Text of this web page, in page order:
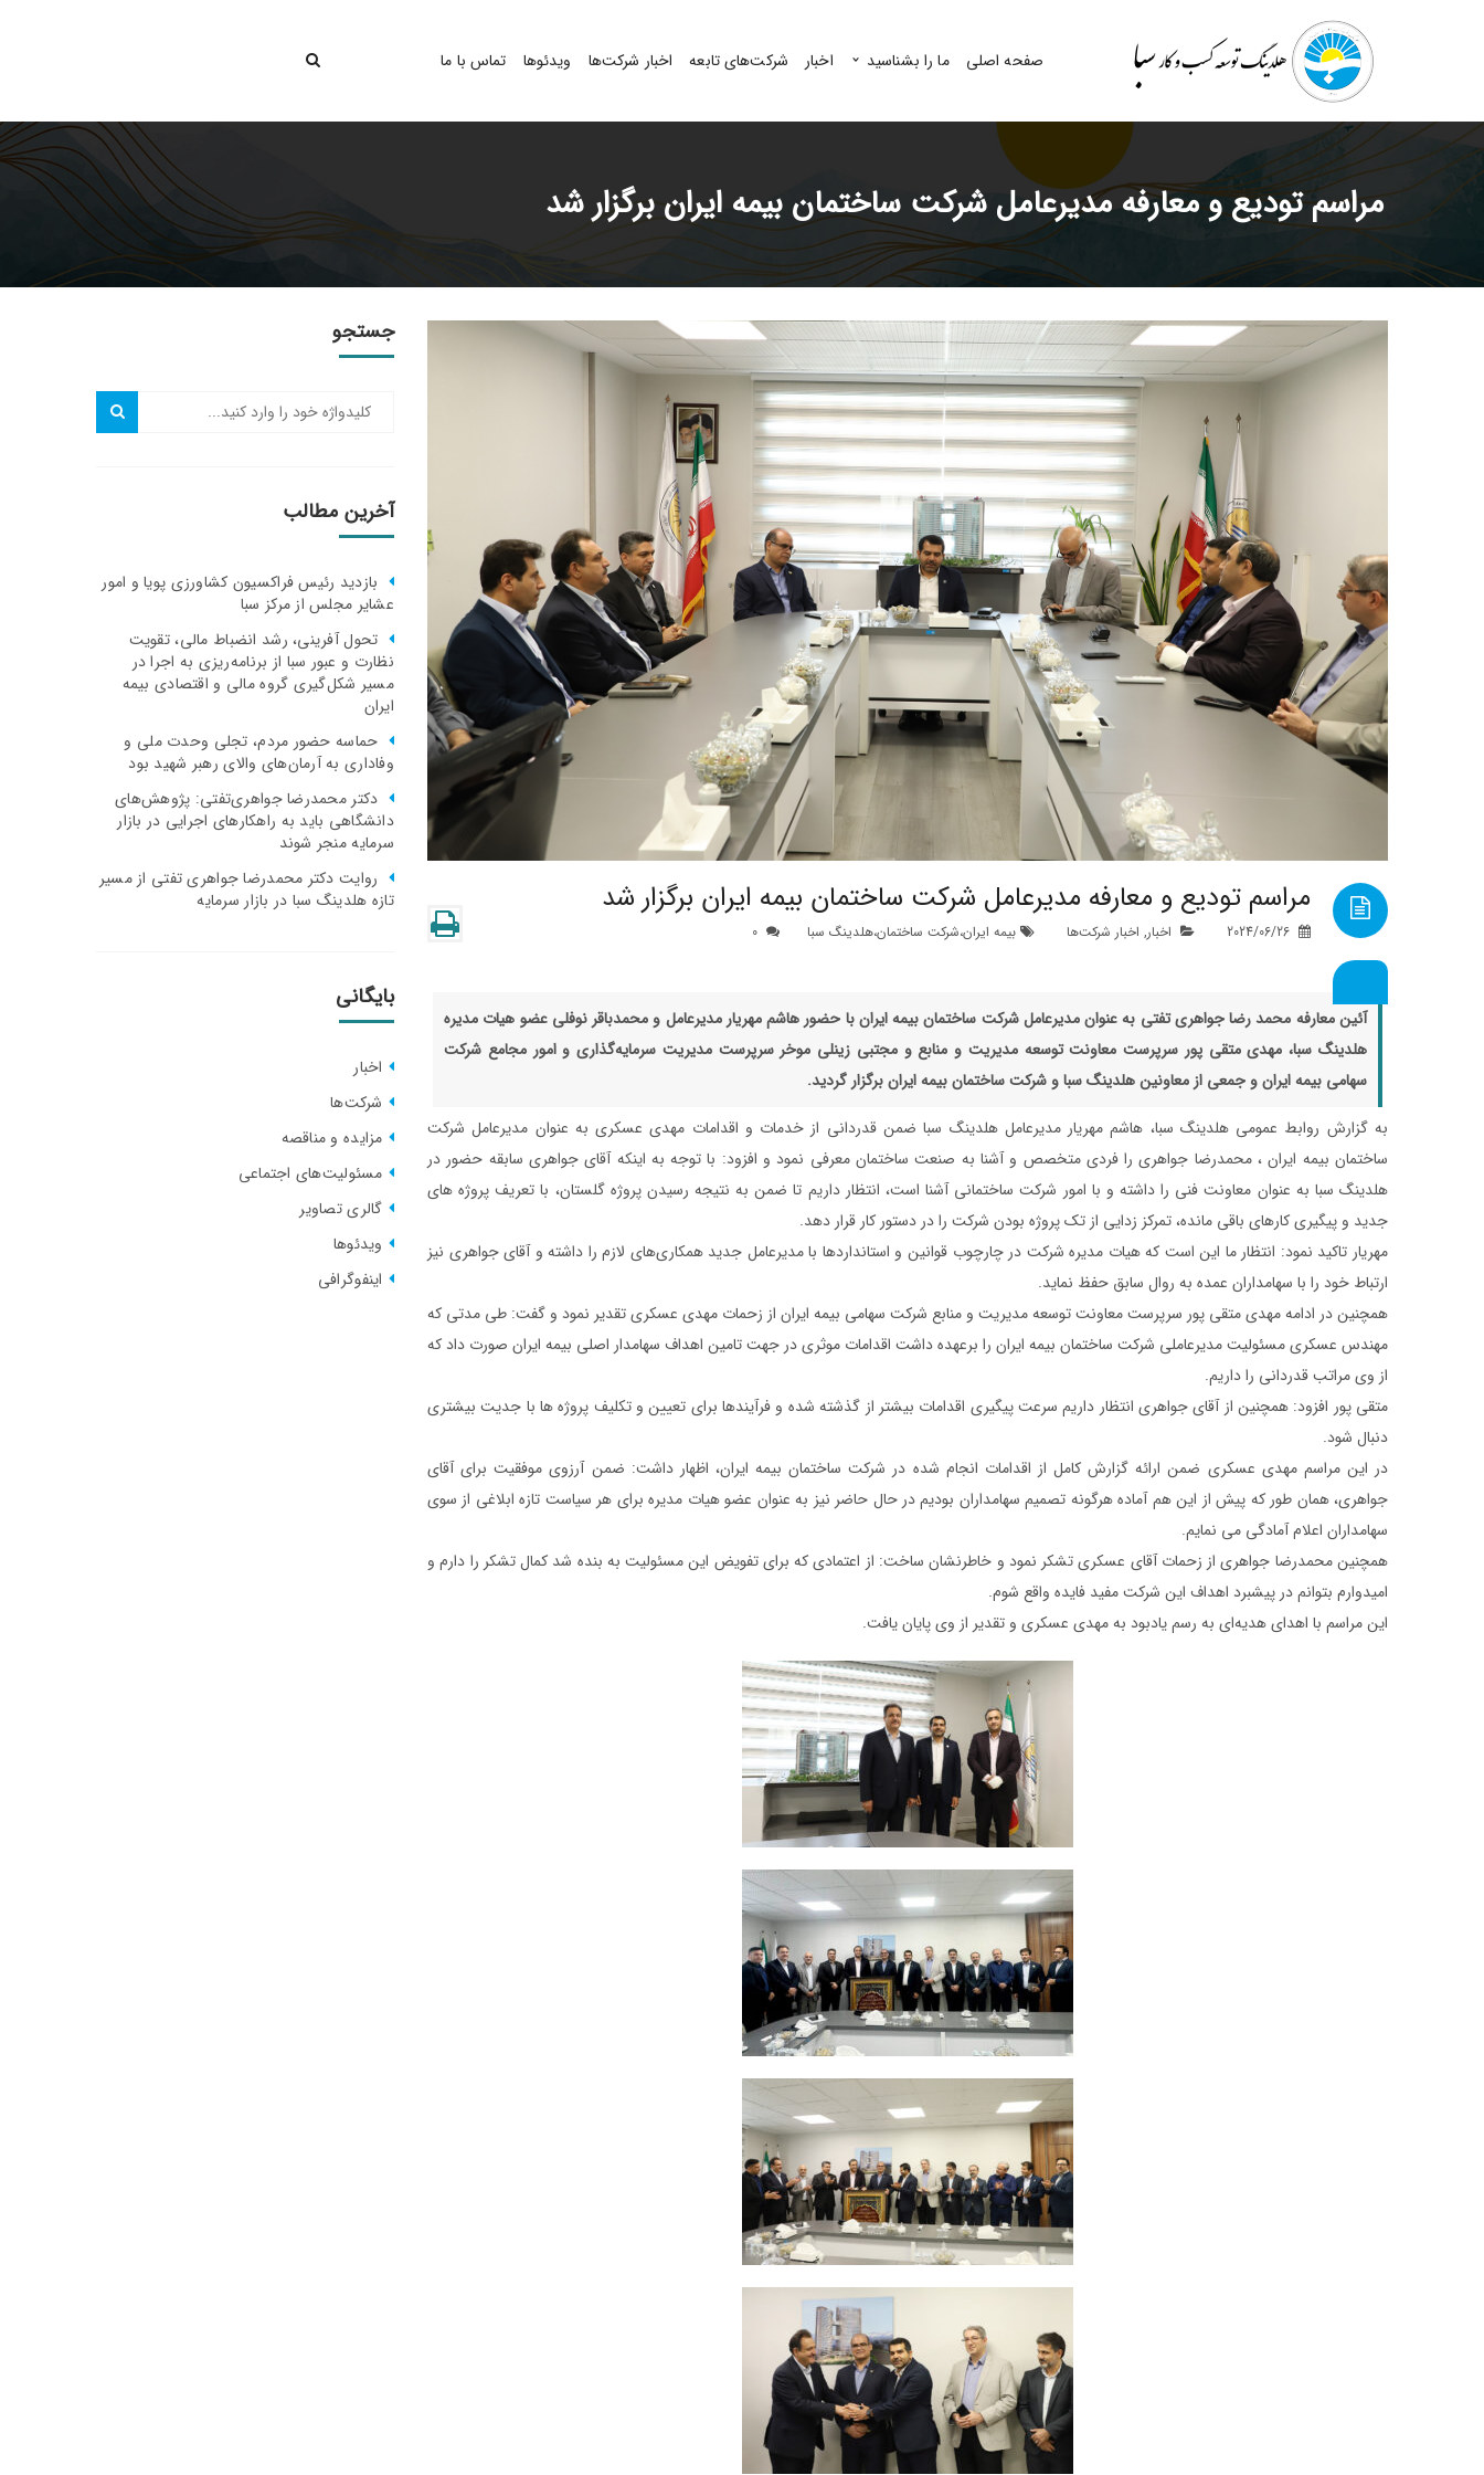
صفحه اصلی ما را بشناسید اخبار شرکت‌های تابعه اخبار شرکت‌ها ویدئوها تماس با ما
مراسم تودیع و معارفه مدیرعامل شرکت ساختمان بیمه ایران برگزار شد
مراسم تودیع و معارفه مدیرعامل شرکت ساختمان بیمه ایران برگزار شد
اخبار, اخبار شرکت‌ها بیمه ایران،شرکت ساختمان،هلدینگ سبا
آئین معارفه محمد رضا جواهری تفتی به عنوان مدیرعامل شرکت ساختمان بیمه ایران با حضور هاشم مهریار مدیرعامل و محمدباقر نوفلی عضو هیات مدیره
هلدینگ سبا، مهدی متقی پور سرپرست معاونت توسعه مدیریت و منابع و مجتبی زینلی موخر سرپرست مدیریت سرمایه‌گذاری و امور مجامع شرکت
سهامی بیمه ایران و جمعی از معاونین هلدینگ سبا و شرکت ساختمان بیمه ایران برگزار گردید.
به گزارش روابط عمومی هلدینگ سبا، هاشم مهریار مدیرعامل هلدینگ سبا ضمن قدردانی از خدمات و اقدامات مهدی عسکری به عنوان مدیرعامل شرکت
ساختمان بیمه ایران ، محمدرضا جواهری را فردی متخصص و آشنا به صنعت ساختمان معرفی نمود و افزود: با توجه به اینکه آقای جواهری سابقه حضور در
هلدینگ سبا به عنوان معاونت فنی را داشته و با امور شرکت ساختمانی آشنا است، انتظار داریم تا ضمن به نتیجه رسیدن پروژه گلستان، با تعریف پروژه های
جدید و پیگیری کارهای باقی مانده، تمرکز زدایی از تک پروژه بودن شرکت را در دستور کار قرار دهد.
مهریار تاکید نمود: انتظار ما این است که هیات مدیره شرکت در چارچوب قوانین و استانداردها با مدیرعامل جدید همکاری‌های لازم را داشته و آقای جواهری نیز
ارتباط خود را با سهامداران عمده به روال سابق حفظ نماید.
همچنین در ادامه مهدی متقی پور سرپرست معاونت توسعه مدیریت و منابع شرکت سهامی بیمه ایران از زحمات مهدی عسکری تقدیر نمود و گفت: طی مدتی که
مهندس عسکری مسئولیت مدیرعاملی شرکت ساختمان بیمه ایران را برعهده داشت اقدامات موثری در جهت تامین اهداف سهامدار اصلی بیمه ایران صورت داد که
از وی مراتب قدردانی را داریم.
متقی پور افزود: همچنین از آقای جواهری انتظار داریم سرعت پیگیری اقدامات بیشتر از گذشته شده و فرآیندها برای تعیین و تکلیف پروژه ها با جدیت بیشتری
دنبال شود.
در این مراسم مهدی عسکری ضمن ارائه گزارش کامل از اقدامات انجام شده در شرکت ساختمان بیمه ایران، اظهار داشت: ضمن آرزوی موفقیت برای آقای
جواهری، همان طور که پیش از این هم آماده هرگونه تصمیم سهامداران بودیم در حال حاضر نیز به عنوان عضو هیات مدیره برای هر سیاست تازه ابلاغی از سوی
سهامداران اعلام آمادگی می نمایم.
همچنین محمدرضا جواهری از زحمات آقای عسکری تشکر نمود و خاطرنشان ساخت: از اعتمادی که برای تفویض این مسئولیت به بنده شد کمال تشکر را دارم و
امیدوارم بتوانم در پیشبرد اهداف این شرکت مفید فایده واقع شوم.
این مراسم با اهدای هدیه‌ای به رسم یادبود به مهدی عسکری و تقدیر از وی پایان یافت.
جستجو
آخرین مطالب
بازدید رئیس فراکسیون کشاورزی پویا و امور
عشایر مجلس از مرکز سبا
تحول آفرینی، رشد انضباط مالی، تقویت
نظارت و عبور سبا از برنامه‌ریزی به اجرا در
مسیر شکل‌گیری گروه مالی و اقتصادی بیمه
ایران
حماسه حضور مردم، تجلی وحدت ملی و
وفاداری به آرمان‌های والای رهبر شهید بود
دکتر محمدرضا جواهری‌تفتی: پژوهش‌های
دانشگاهی باید به راهکارهای اجرایی در بازار
سرمایه منجر شوند
روایت دکتر محمدرضا جواهری تفتی از مسیر
تازه هلدینگ سبا در بازار سرمایه
بایگانی
اخبار
شرکت‌ها
مزایده و مناقصه‌
مسئولیت‌های اجتماعی
گالری تصاویر
ویدئوها
اینفوگرافی